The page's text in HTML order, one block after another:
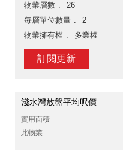
物業層數
26
每層單位數量
2
物業擁有權
多業權
訂閱更新
淺水灣放盤平均呎價
實用面積
此物業